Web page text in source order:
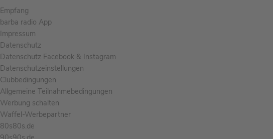
Empfang
barba radio App
Impressum
Datenschutz
Datenschutz Facebook & Instagram
Datenschutzeinstellungen
Clubbedingungen
Allgemeine Teilnahmebedingungen
Werbung schalten
Waffel-Werbepartner
80s80s.de